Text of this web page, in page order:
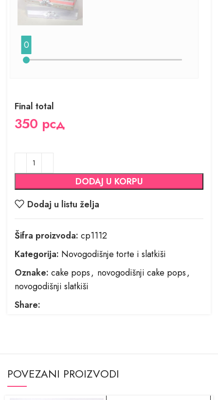
0
Final total
350 рсд
DODAJ U KORPU
Dodaj u listu želja
Šifra proizvoda: cp1112
Kategorija: Novogodišnje torte i slatkiši
Oznake: cake pops, novogodišnji cake pops,
novogodišnji slatkiši
Share:
POVEZANI PROIZVODI